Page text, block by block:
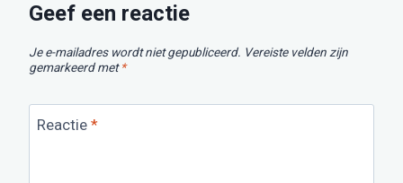
Geef een reactie
Je e-mailadres wordt niet gepubliceerd. Vereiste velden zijn
gemarkeerd met*
Reactie *